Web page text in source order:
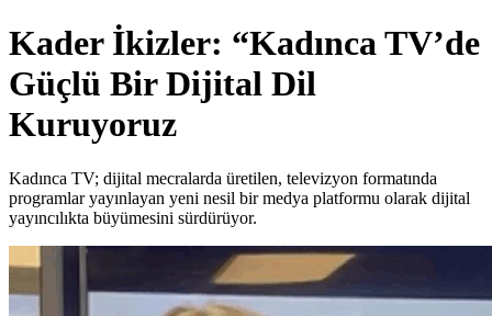
Kader İkizler: “Kadınca TV’de
Güçlü Bir Dijital Dil
Kuruyoruz
Kadınca TV; dijital mecralarda üretilen, televizyon formatında
programlar yayınlayan yeni nesil bir medya platformu olarak dijital
yayıncılıkta büyümesini sürdürüyor.